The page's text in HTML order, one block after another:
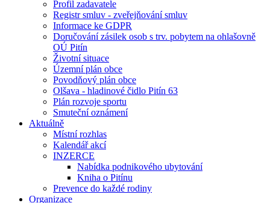
Profil zadavatele
Registr smluv - zveřejňování smluv
Informace ke GDPR
Doručování zásilek osob s trv. pobytem na ohlašovně
OÚ Pitín
Životní situace
Územní plán obce
Povodňový plán obce
Olšava - hladinové čidlo Pitín 63
Plán rozvoje sportu
Smuteční oznámení
Aktuálně
Místní rozhlas
Kalendář akcí
INZERCE
Nabídka podnikového ubytování
Kniha o Pitínu
Prevence do každé rodiny
Organizace